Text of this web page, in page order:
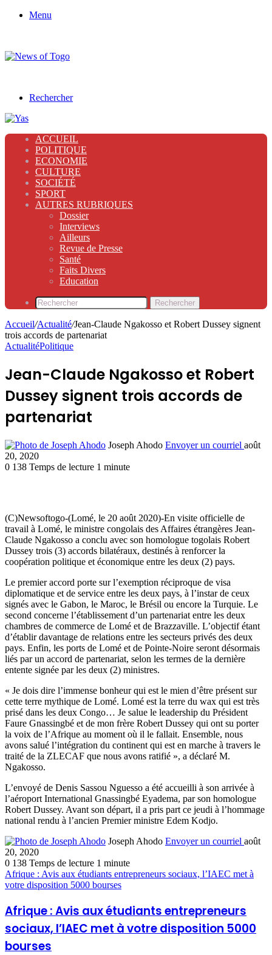
Menu
Rechercher
ACCUEIL
POLITIQUE
ECONOMIE
CULTURE
SOCIÉTÉ
SPORT
AUTRES RUBRIQUES
Dossier
Interviews
Ailleurs
Revue de Presse
Santé
Faits Divers
Education
Rechercher
Accueil/Actualité/Jean-Claude Ngakosso et Robert Dussey signent
trois accords de partenariat
ActualitéPolitique
Jean-Claude Ngakosso et Robert
Dussey signent trois accords de
partenariat
Joseph Ahodo Envoyer un courriel août
20, 2020
0 138 Temps de lecture 1 minute
(C)Newsoftogo-(Lomé, le 20 août 2020)-En visite officielle de
travail à Lomé, le ministre congolais des Affaires étrangères Jean-
Claude Ngakosso a conclu avec son homologue togolais Robert
Dussey trois (3) accords bilatéraux, destinés à renforcer la
coopération politique et économique entre les deux (2) pays.
Le premier accord porte sur l’exemption réciproque de visa
diplomatique et de service entre les deux pays, à l’instar de ceux
signés avec le Gabon, le Maroc, le Brésil ou encore la Turquie. Le
second concerne l’établissement d’un partenariat entre les deux
chambres de commerce de Lomé et de Brazzaville. L’objectif étant
d’établir davantage de relations entre les secteurs privés des deux
pays. Enfin, les ports de Lomé et de Pointe-Noire seront désormais
liés par un accord de partenariat, selon les termes de la dernière
entente signée par les deux (2) ministres.
« Je dois dire l’immense bonheur qui est le mien d’être présent sur
cette terre mythique de Lomé. Lomé est la terre du wax qui est très
prisé dans les deux Congo… Je salue le leadership du Président
Faure Gnassingbé et de mon frère Robert Dussey qui ont su porter
la voix de l’Afrique au moment où il le fallait. Ensemble, nous
avons salué l’intégration du continent qui est en marche à travers le
traité de la ZLECAF que nous avons ratifié », a déclaré M.
Ngakosso.
L’envoyé de Denis Sassou Nguesso a été accueilli à son arrivée à
l’aéroport International Gnassingbé Eyadema, par son homologue
Robert Dussey. Avant son départ, il a pris part ce jeudi à l’hommage
national rendu à l’ancien Premier ministre Edem Kodjo.
Joseph Ahodo Envoyer un courriel août
20, 2020
0 138 Temps de lecture 1 minute
Afrique : Avis aux étudiants entrepreneurs sociaux, l’IAEC met à
votre disposition 5000 bourses
Afrique : Avis aux étudiants entrepreneurs
sociaux, l’IAEC met à votre disposition 5000
bourses